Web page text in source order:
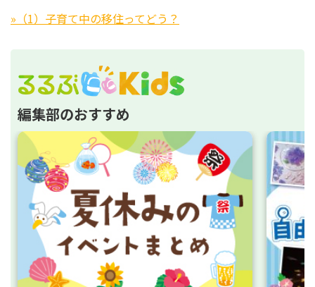
»（1）子育て中の移住ってどう？
編集部のおすすめ